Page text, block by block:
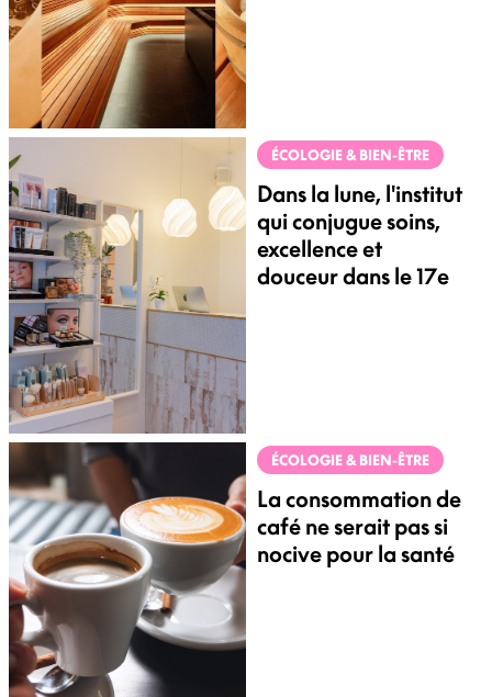
ÉCOLOGIE & BIEN-ÊTRE
Dans la lune, l'institut
qui conjugue soins,
excellence et
douceur dans le 17e
ÉCOLOGIE & BIEN-ÊTRE
La consommation de
café ne serait pas si
nocive pour la santé